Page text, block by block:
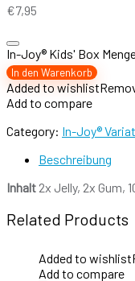
€7,95
In-Joy® Kids' Box
In den Warenkorb
Added to wishlist
Add to compare
Category: In-Joy®
Beschreibung
Inhalt 2x Jelly, 2x Gum,
Related Products
Added to wishlist
Add to compare